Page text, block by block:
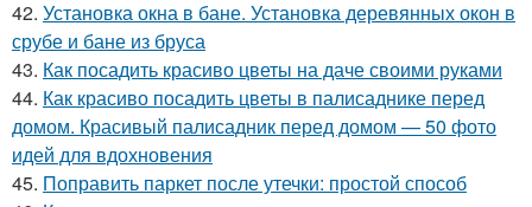
42. Установка окна в бане. Установка деревянных окон в
срубе и бане из бруса
43. Как посадить красиво цветы на даче своими руками
44. Как красиво посадить цветы в палисаднике перед
домом. Красивый палисадник перед домом — 50 фото
идей для вдохновения
45. Поправить паркет после утечки: простой способ